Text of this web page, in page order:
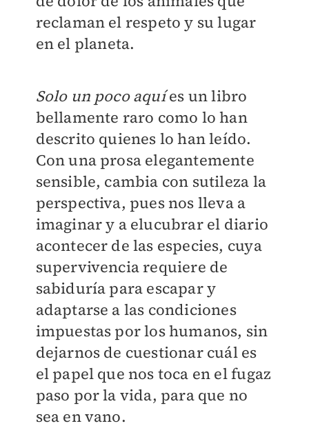
reclaman el respeto y su lugar
en el planeta.
Solo un poco aquíes un libro
bellamente raro como lo han
descrito quienes lo han leído.
Con una prosa elegantemente
sensible, cambia con sutileza la
perspectiva, pues nos lleva a
imaginar y a elucubrar el diario
acontecer de las especies, cuya
supervivencia requiere de
sabiduría para escapar y
adaptarse a las condiciones
impuestas por los humanos, sin
dejarnos de cuestionar cuál es
el papel que nos toca en el fugaz
paso por la vida, para que no
sea en vano.